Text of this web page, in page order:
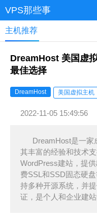
VPS那些事
主机推荐
DreamHost 美国虚
最佳选择
DreamHost 美国虚拟主机
2022-11-05 15:49:56
DreamHost是一家
其丰富的经验和技术
WordPress建站，提
费SSL和SSD固态硬
持多种开源系统，并
证，是个人和企业建站